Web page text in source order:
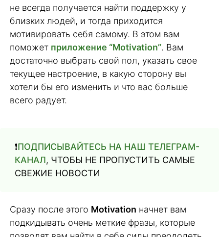
не всегда получается найти поддержку у
близких людей, и тогда приходится
мотивировать себя самому. В этом вам
поможет приложение “Motivation”. Вам
достаточно выбрать свой пол, указать свое
текущее настроение, в какую сторону вы
хотели бы его изменить и что вас больше
всего радует.
❗️ПОДПИСЫВАЙТЕСЬ НА НАШ ТЕЛЕГРАМ-
КАНАЛ, ЧТОБЫ НЕ ПРОПУСТИТЬ САМЫЕ
СВЕЖИЕ НОВОСТИ
Сразу после этого Motivation начнет вам
подкидывать очень меткие фразы, которые